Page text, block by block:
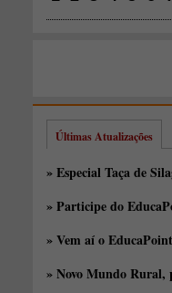
Últimas Atualizações
» Especial Taça de
» Participe do
» Vem aí o
» Novo Mundo Rural,